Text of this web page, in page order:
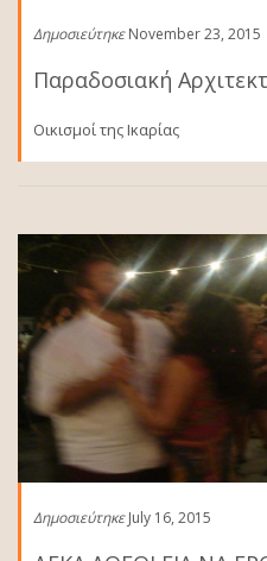
ΔημοσιεύτηκεNovember 23, 2015
Παραδοσιακή
Οικισμοί της Ικαρίας
ΔημοσιεύτηκεJuly 16, 2015